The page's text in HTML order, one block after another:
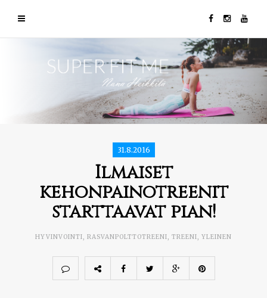
31.8.2016
Ilmaiset
kehonpainotreenit
starttaavat pian!
HYVINVOINTI, RASVANPOLTTOTREENI, TREENI, YLEINEN